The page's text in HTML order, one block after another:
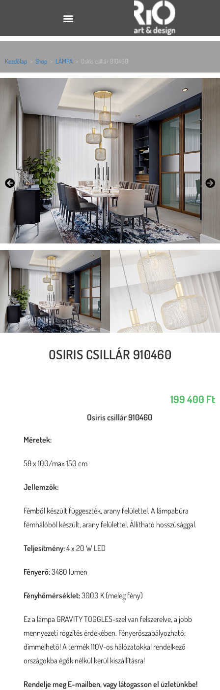
Kezdőlap > Shop > LÁMPA > Osiris csillár 910460
OSIRIS CSILLÁR 910460
199 400 Ft
Osiris csillár 910460
Méretek:
58 x 100/max 150 cm
Jellemzők:
Fémből készült függeszték, arany felülettel. A lámpabúra
fémhálóból készült, arany felülettel. Állítható hosszúsággal.
Teljesítmény:4 x 20 W LED
Fényerő:3480 lumen
Fényhőmérséklet:3000 K (meleg fény)
Ez a lámpa GRAVITY TOGGLES-szel van felszerelve, a jobb
mennyezeti rögzítés érdekében. Fényerőszabályozható;
dimmelhető! A termék 110V-os hálózatokkal rendelkező
országokba égők nélkül kerül kiszállításra!
Rendelje meg E-mailben, vagy látogasson el üzletünkbe!